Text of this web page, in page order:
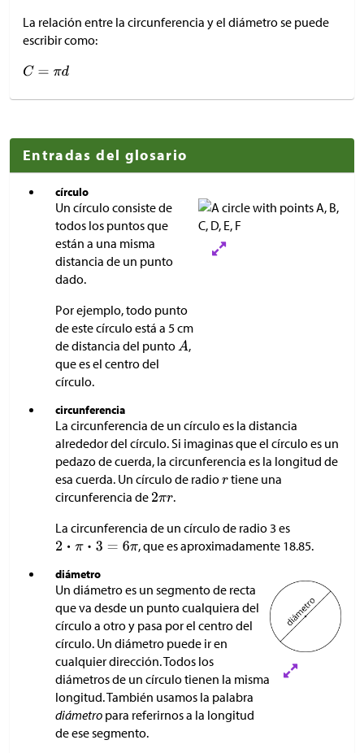
La relación entre la circunferencia y el diámetro se puede
escribir como:
Entradas del glosario
círculo
Un círculo consiste de
todos los puntos que
están a una misma
distancia de un punto
dado.
Por ejemplo, todo punto
de este círculo está a 5 cm
de distancia del punto
,
que es el centro del
círculo.
circunferencia
La circunferencia de un círculo es la distancia
alrededor del círculo. Si imaginas que el círculo es un
pedazo de cuerda, la circunferencia es la longitud de
esa cuerda. Un círculo de radio
tiene una
circunferencia de
.
La circunferencia de un círculo de radio 3 es
, que es aproximadamente 18.85.
diámetro
Un diámetro es un segmento de recta
que va desde un punto cualquiera del
círculo a otro y pasa por el centro del
círculo. Un diámetro puede ir en
cualquier dirección. Todos los
diámetros de un círculo tienen la misma
longitud. También usamos la palabra
diámetro para referirnos a la longitud
de ese segmento.